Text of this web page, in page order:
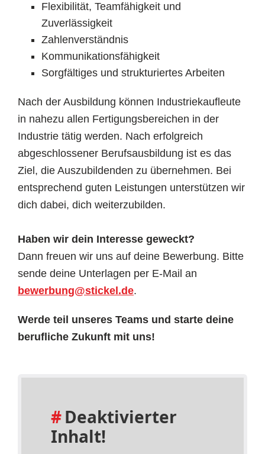
Flexibilität, Teamfähigkeit und
Zuverlässigkeit
Zahlenverständnis
Kommunikationsfähigkeit
Sorgfältiges und strukturiertes Arbeiten
Nach der Ausbildung können Industriekaufleute
in nahezu allen Fertigungsbereichen in der
Industrie tätig werden. Nach erfolgreich
abgeschlossener Berufsausbildung ist es das
Ziel, die Auszubildenden zu übernehmen. Bei
entsprechend guten Leistungen unterstützen wir
dich dabei, dich weiterzubilden.
Haben wir dein Interesse geweckt?
Dann freuen wir uns auf deine Bewerbung. Bitte
sende deine Unterlagen per E-Mail an
bewerbung@stickel.de.
Werde teil unseres Teams und starte deine
berufliche Zukunft mit uns!
Deaktivierter
Inhalt!